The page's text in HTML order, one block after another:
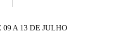
A 13 DE JULHO